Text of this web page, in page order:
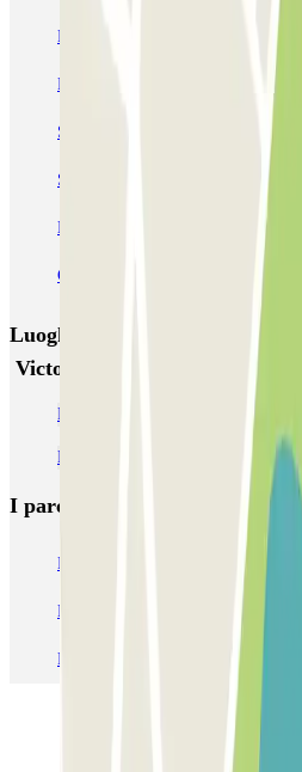
Parkélis Lefebvre Gare Maine
Forum des Halles-Rambuteau
SAEMES Méditerranée Gare de
SAEMES Goutte d'Or - Gare du
Bercy - Arena - Gare de Lyon
Garage d'Abbeville - Gare du Nord
Luoghi ed eventi che
Victor Hugo Paris INDIGO
Parcheggio vicino a Porte Dauphine
Parcheggi vicino alla Place du
I parcheggi
Parcheggio Venezia Parcheggio
Parcheggio Roma Parcheggio
Parcheggio Malpensa Terminal 1